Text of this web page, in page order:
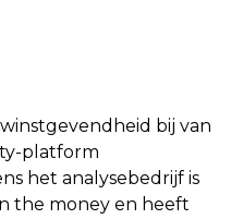
bij van
platform
het analysebedrijf is
the money en heeft